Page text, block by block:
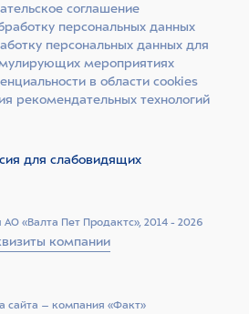
«Валта Пет Продактс», 2014 - 2026
компании
соглашение
персональных данных
персональных данных для
мероприятиях
в области cookies
рекомендательных технологий
для слабовидящих
сайта –­ компания «Факт»